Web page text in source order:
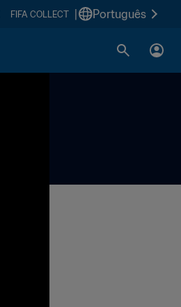
FIFA COLLECT Português